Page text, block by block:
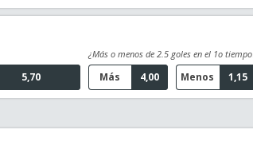
5,70
¿Más o menos de 2.5 goles en el 1o
4,00
Más 1,15
Menos